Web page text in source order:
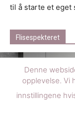
til å starte et eget
Flisespekteret
Denne
opplevelse. Vi
innstillingene